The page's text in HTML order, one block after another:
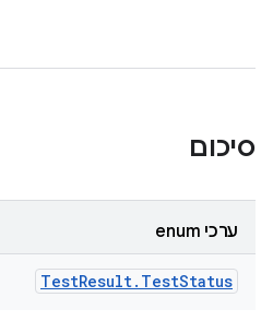
סיכום
ערכי enum
TestResult. TestStatus